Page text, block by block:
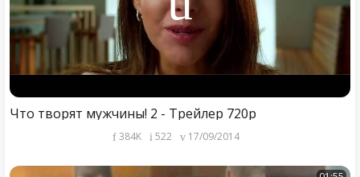
Что творят мужчины! 2 - Трейлер 720p
384K 522 17/09/2014